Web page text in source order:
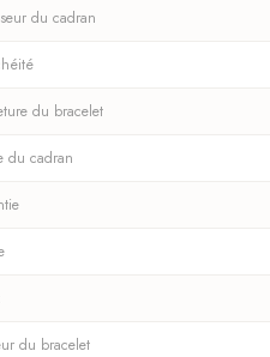
du cadran
du bracelet
du cadran
du bracelet